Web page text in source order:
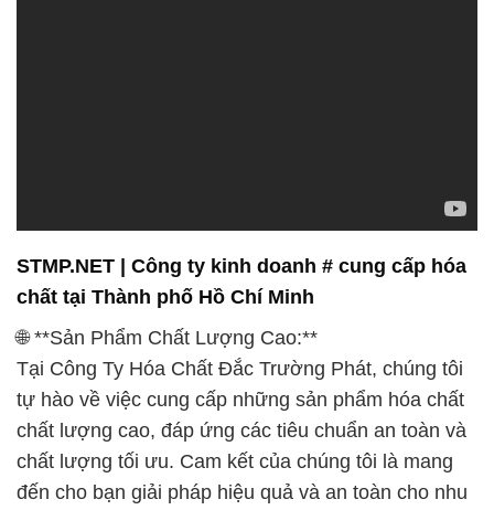
STMP.NET | Công ty kinh doanh # cung cấp hóa
chất tại Thành phố Hồ Chí Minh
🌐 **Sản Phẩm Chất Lượng Cao:**
Tại Công Ty Hóa Chất Đắc Trường Phát, chúng tôi
tự hào về việc cung cấp những sản phẩm hóa chất
chất lượng cao, đáp ứng các tiêu chuẩn an toàn và
chất lượng tối ưu. Cam kết của chúng tôi là mang
đến cho bạn giải pháp hiệu quả và an toàn cho nhu